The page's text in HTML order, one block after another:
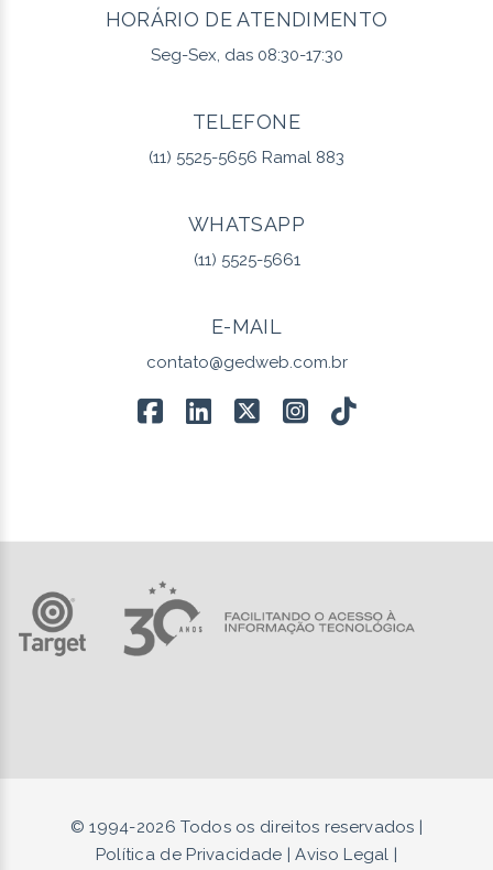
HORÁRIO DE ATENDIMENTO
Seg-Sex, das 08:30-17:30
TELEFONE
(11) 5525-5656 Ramal 883
WHATSAPP
(11) 5525-5661
E-MAIL
contato@gedweb.com.br
© 1994-2026 Todos os direitos reservados |
Política de Privacidade |Aviso Legal |